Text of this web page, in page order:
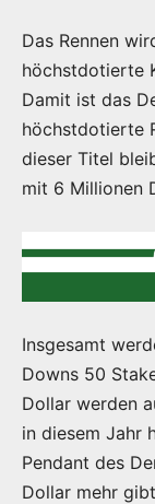
Das Rennen
höchstdotierte
Damit ist das
höchstdotierte
dieser Titel
mit 6 Millionen
Insgesamt
Downs 50
Dollar werden
in diesem Jahr
Pendant des
Dollar mehr